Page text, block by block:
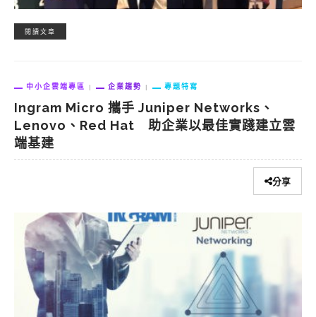
閱讀文章
中小企雲端專區 企業趨勢 專題特寫
Ingram Micro 攜手 Juniper Networks、
Lenovo、Red Hat 助企業以最佳實踐建立雲
端基建
分享